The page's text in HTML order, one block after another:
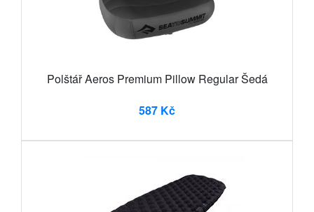
Polštář Aeros Premium Pillow Regular Šedá
587 Kč